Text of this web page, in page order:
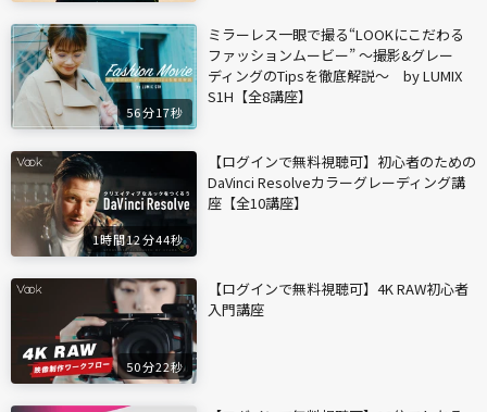
56分17秒
ミラーレス一眼で撮る“LOOKにこだわる
ファッションムービー” ～撮影&グレー
ディングのTipsを徹底解説～ by LUMIX
S1H【全8講座】
1時間12分44秒
【ログインで無料視聴可】初心者のための
DaVinci Resolveカラーグレーディング講
座【全10講座】
50分22秒
【ログインで無料視聴可】4K RAW初心者
入門講座